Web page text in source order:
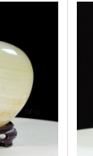
phong
mở rộng, hơi
cát khí, vượng
phần thân to
sinh sôi nảy nở.